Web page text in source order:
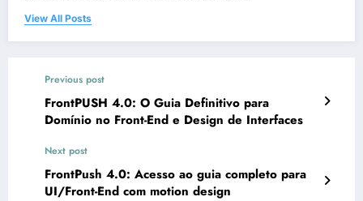
View All Posts
Previous post
FrontPUSH 4.0: O Guia Definitivo para
Domínio no Front-End e Design de Interfaces
Next post
FrontPush 4.0: Acesso ao guia completo para
UI/Front-End com motion design